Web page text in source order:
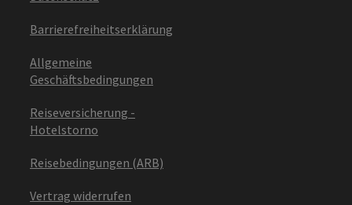
Barrierefreiheitserklärung
Allgemeine
Geschäftsbedingungen
Reiseversicherung -
Hotelstorno
Reisebedingungen (ARB)
Vertrag widerrufen